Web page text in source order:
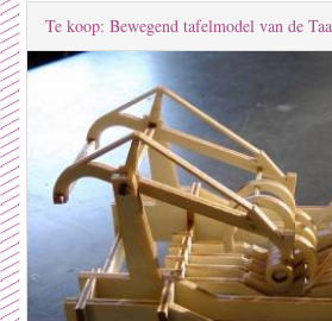
Te koop: Bewegend tafelmodel van de